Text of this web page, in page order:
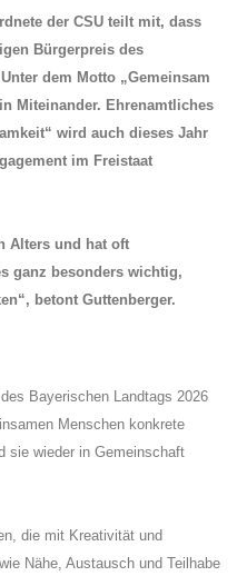
der CSU teilt mit, dass
Bürgerpreis des
dem Motto „Gemeinsam
Miteinander. Ehrenamtliches
wird auch dieses Jahr
im Freistaat
Alters und hat oft
ganz besonders wichtig,
betont Guttenberger.
Bayerischen Landtags 2026
Menschen konkrete
sie wieder in Gemeinschaft
die mit Kreativität und
Nähe, Austausch und Teilhabe